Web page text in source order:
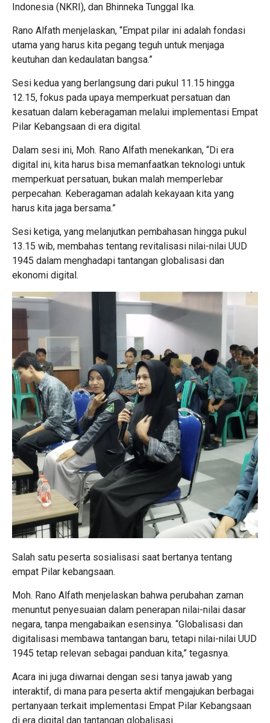
Indonesia (NKRI), dan Bhinneka Tunggal Ika.
Rano Alfath menjelaskan, “Empat pilar ini adalah fondasi
utama yang harus kita pegang teguh untuk menjaga
keutuhan dan kedaulatan bangsa.”
Sesi kedua yang berlangsung dari pukul 11.15 hingga
12.15, fokus pada upaya memperkuat persatuan dan
kesatuan dalam keberagaman melalui implementasi Empat
Pilar Kebangsaan di era digital.
Dalam sesi ini, Moh. Rano Alfath menekankan, “Di era
digital ini, kita harus bisa memanfaatkan teknologi untuk
memperkuat persatuan, bukan malah memperlebar
perpecahan. Keberagaman adalah kekayaan kita yang
harus kita jaga bersama.”
Sesi ketiga, yang melanjutkan pembahasan hingga pukul
13.15 wib, membahas tentang revitalisasi nilai-nilai UUD
1945 dalam menghadapi tantangan globalisasi dan
ekonomi digital.
Salah satu peserta sosialisasi saat bertanya tentang
empat Pilar kebangsaan.
Moh. Rano Alfath menjelaskan bahwa perubahan zaman
menuntut penyesuaian dalam penerapan nilai-nilai dasar
negara, tanpa mengabaikan esensinya. “Globalisasi dan
digitalisasi membawa tantangan baru, tetapi nilai-nilai UUD
1945 tetap relevan sebagai panduan kita,” tegasnya.
Acara ini juga diwarnai dengan sesi tanya jawab yang
interaktif, di mana para peserta aktif mengajukan berbagai
pertanyaan terkait implementasi Empat Pilar Kebangsaan
di era digital dan tantangan globalisasi.